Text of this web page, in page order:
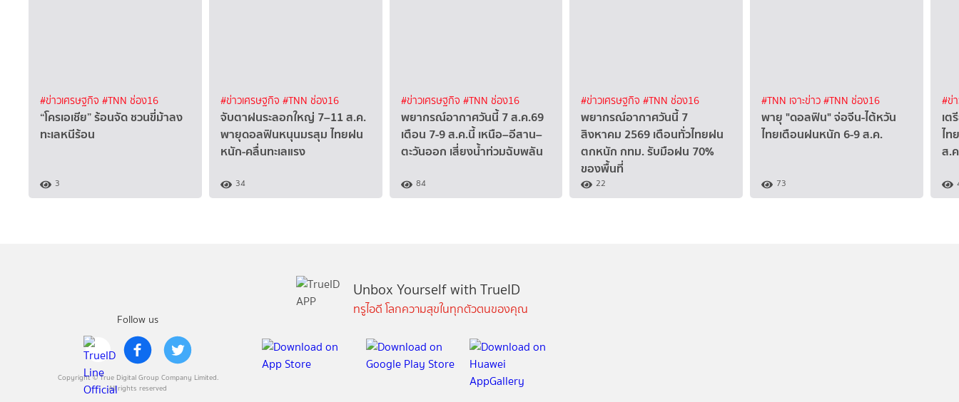
#ข่าวเศรษฐกิจ #TNN ช่อง16
“โครเอเชีย” ร้อนจัด ชวนขี่ม้าลง
ทะเลหนีร้อน
3
#ข่าวเศรษฐกิจ #TNN ช่อง16
จับตาฝนระลอกใหญ่ 7–11 ส.ค.
พายุดอลฟินหนุนมรสุม ไทยฝน
หนัก-คลื่นทะเลแรง
34
#ข่าวเศรษฐกิจ #TNN ช่อง16
พยากรณ์อากาศวันนี้ 7 ส.ค.69
เตือน 7-9 ส.ค.นี้ เหนือ–อีสาน–
ตะวันออก เสี่ยงน้ำท่วมฉับพลัน
84
#ข่าวเศรษฐกิจ#TNN ช่อง16
พยากรณ์อากาศวันนี้ 7
สิงหาคม 2569 เตือนทั่วไทยฝน
ตกหนัก กทม. รับมือฝน 70%
ของพื้นที่
22
#TNN เจาะข่าว#TNN ช่อง16
พายุ "ดอลฟิน" จ่อจีน-ไต้หวัน
ไทยเตือนฝนหนัก 6-9 ส.ค.
73
#ข่
เต
ไท
ส.
Follow us
Copyright © True Digital Group Company Limited.
All rights reserved
Unbox Yourself with TrueID
ทรูไอดี โลกความสุขในทุกตัวตนของคุณ